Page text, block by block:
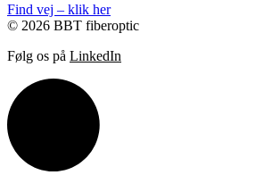
Find vej – klik her
© 2026 BBT fiberoptic
Følg os på LinkedIn